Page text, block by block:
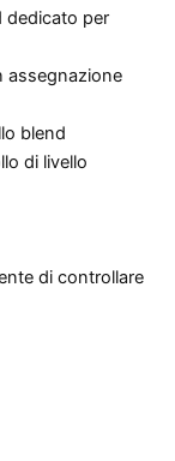
dedicato per
assegnazione
blend
di livello
di controllare